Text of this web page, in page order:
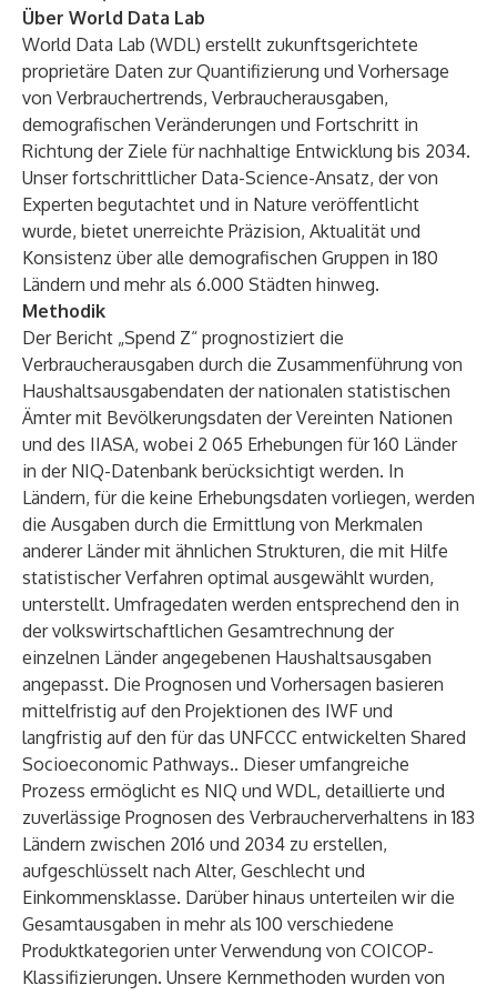
Über World Data Lab
World Data Lab (WDL) erstellt zukunftsgerichtete
proprietäre Daten zur Quantifizierung und Vorhersage
von Verbrauchertrends, Verbraucherausgaben,
demografischen Veränderungen und Fortschritt in
Richtung der Ziele für nachhaltige Entwicklung bis 2034.
Unser fortschrittlicher Data-Science-Ansatz, der von
Experten begutachtet und in Nature veröffentlicht
wurde, bietet unerreichte Präzision, Aktualität und
Konsistenz über alle demografischen Gruppen in 180
Ländern und mehr als 6.000 Städten hinweg.
Methodik
Der Bericht „Spend Z“ prognostiziert die
Verbraucherausgaben durch die Zusammenführung von
Haushaltsausgabendaten der nationalen statistischen
Ämter mit Bevölkerungsdaten der Vereinten Nationen
und des IIASA, wobei 2 065 Erhebungen für 160 Länder
in der NIQ-Datenbank berücksichtigt werden. In
Ländern, für die keine Erhebungsdaten vorliegen, werden
die Ausgaben durch die Ermittlung von Merkmalen
anderer Länder mit ähnlichen Strukturen, die mit Hilfe
statistischer Verfahren optimal ausgewählt wurden,
unterstellt. Umfragedaten werden entsprechend den in
der volkswirtschaftlichen Gesamtrechnung der
einzelnen Länder angegebenen Haushaltsausgaben
angepasst. Die Prognosen und Vorhersagen basieren
mittelfristig auf den Projektionen des IWF und
langfristig auf den für das UNFCCC entwickelten Shared
Socioeconomic Pathways.. Dieser umfangreiche
Prozess ermöglicht es NIQ und WDL, detaillierte und
zuverlässige Prognosen des Verbraucherverhaltens in 183
Ländern zwischen 2016 und 2034 zu erstellen,
aufgeschlüsselt nach Alter, Geschlecht und
Einkommensklasse. Darüber hinaus unterteilen wir die
Gesamtausgaben in mehr als 100 verschiedene
Produktkategorien unter Verwendung von COICOP-
Klassifizierungen. Unsere Kernmethoden wurden von